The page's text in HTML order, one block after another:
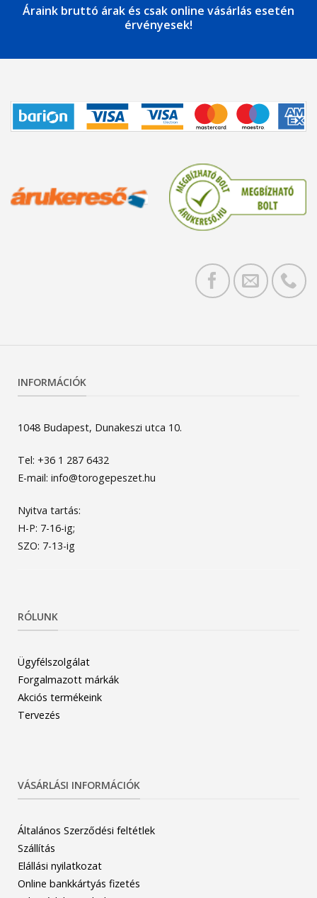
Áraink bruttó árak és csak online vásárlás esetén
érvényesek!
INFORMÁCIÓK
1048 Budapest, Dunakeszi utca 10.
Tel: +36 1 287 6432
E-mail: info@torogepeszet.hu
Nyitva tartás:
H-P: 7-16-ig;
SZO: 7-13-ig
RÓLUNK
Ügyfélszolgálat
Forgalmazott márkák
Akciós termékeink
Tervezés
VÁSÁRLÁSI INFORMÁCIÓK
Általános Szerződési feltétlek
Szállítás
Elállási nyilatkozat
Online bankkártyás fizetés